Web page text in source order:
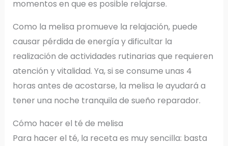
momentos en que es posible relajarse.
Como la melisa promueve la relajación, puede
causar pérdida de energía y dificultar la
realización de actividades rutinarias que requieren
atención y vitalidad. Ya, si se consume unas 4
horas antes de acostarse, la melisa le ayudará a
tener una noche tranquila de sueño reparador.
Cómo hacer el té de melisa
Para hacer el té, la receta es muy sencilla: basta